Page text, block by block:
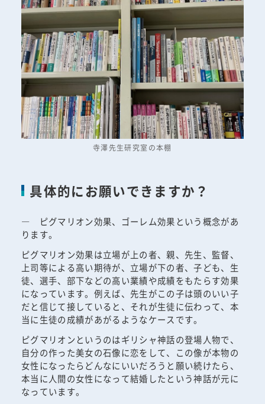
寺澤先生研究室の本棚
具体的にお願いできますか？
― ピグマリオン効果、ゴーレム効果という概念があ
ります。
ピグマリオン効果は立場が上の者、親、先生、監督、
上司等による高い期待が、立場が下の者、子ども、生
徒、選手、部下などの高い業績や成績をもたらす効果
になっています。例えば、先生がこの子は頭のいい子
だと信じて接していると、それが生徒に伝わって、本
当に生徒の成績があがるようなケースです。
ピグマリオンというのはギリシャ神話の登場人物で、
自分の作った美女の石像に恋をして、この像が本物の
女性になったらどんなにいいだろうと願い続けたら、
本当に人間の女性になって結婚したという神話が元に
なっています。